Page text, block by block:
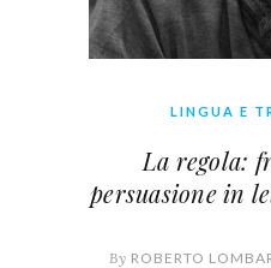
LINGUA E
La regola:
persuasione in
By ROBERTO